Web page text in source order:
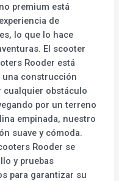
premium está
de
lo que lo hace
El scooter
Rooder está
una construcción
cualquier obstáculo
por un terreno
empinada, nuestro
suave y cómoda.
Rooder se
y pruebas
para garantizar su